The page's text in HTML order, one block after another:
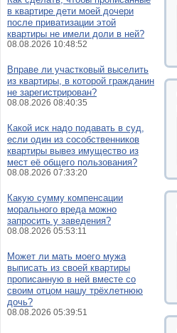
в квартире дети моей дочери
после приватизации этой
квартиры не имели доли в ней?
08.08.2026 10:48:52
Вправе ли участковый выселить
из квартиры, в которой гражданин
не зарегистрирован?
08.08.2026 08:40:35
Какой иск надо подавать в суд,
если один из сособственников
квартиры вывез имущество из
мест её общего пользования?
08.08.2026 07:33:20
Какую сумму компенсации
морального вреда можно
запросить у заведения?
08.08.2026 05:53:11
Может ли мать моего мужа
выписать из своей квартиры
прописанную в ней вместе со
своим отцом нашу трёхлетнюю
дочь?
08.08.2026 05:39:51